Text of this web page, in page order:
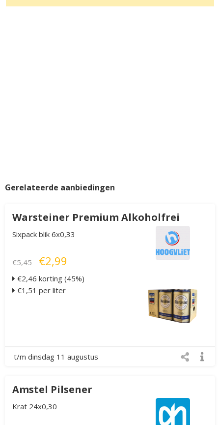
Gerelateerde aanbiedingen
Warsteiner Premium Alkoholfrei
Sixpack blik 6x0,33
€5,45 €2,99
€2,46 korting (45%)
€1,51 per liter
t/m dinsdag 11 augustus
Amstel Pilsener
Krat 24x0,30